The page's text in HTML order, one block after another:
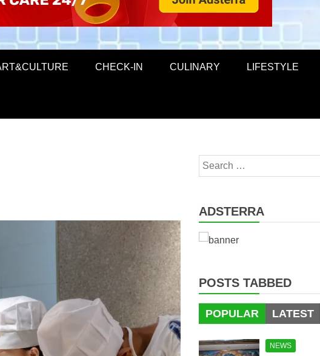
CHECK-IN CULINARY LIFESTYLE
Search
for:
ADSTERRA
POSTS TABBED
POPULAR LATEST
NEWS